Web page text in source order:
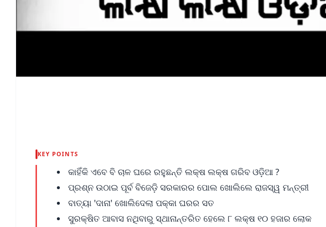
KEY POINTS
କାହିଁକି ଏବେ ବି ଚାଳ ଘରେ ରହୁଛନ୍ତି ଲକ୍ଷ ଲକ୍ଷ ଗରିବ ଓଡ଼ିଆ ?
ପ୍ରଶ୍ନ ଉଠାଇ ପୂର୍ବ ବିଜେଡ଼ି ସରକାରର ପୋଲ ଖୋଲିଲେ ରାଜସ୍ୱ ମନ୍ତ୍ରୀ
ବାତ୍ୟା 'ଦାନା' ଖୋଲିଦେଲା ପକ୍କା ଘରର ସତ
ସୁରକ୍ଷିତ ଆବାସ ନଥିବାରୁ ସ୍ଥାନାନ୍ତରିତ ହେଲେ ୮ ଲକ୍ଷ ୧୦ ହଜାର ଲୋକ